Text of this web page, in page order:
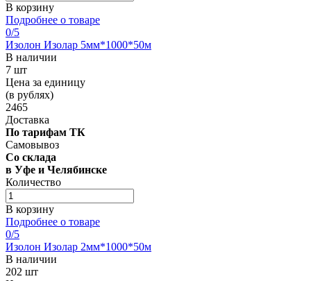
В корзину
Подробнее о товаре
0/5
Изолон Изолар 5мм*1000*50м
В наличии
7 шт
Цена за единицу
(в рублях)
2465
Доставка
По тарифам ТК
Самовывоз
Со склада
в Уфе и Челябинске
Количество
В корзину
Подробнее о товаре
0/5
Изолон Изолар 2мм*1000*50м
В наличии
202 шт